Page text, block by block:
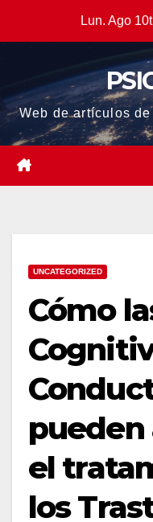
Lun. Ago
Web de artículos
UNCATEGORIZED
Cómo
pueden
el
los